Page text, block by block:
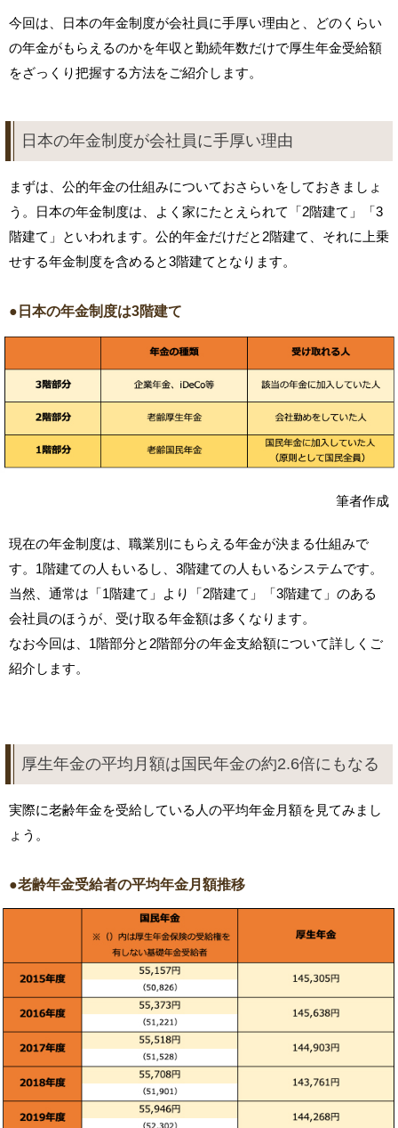
今回は、日本の年金制度が会社員に手厚い理由と、どのくらい
の年金がもらえるのかを年収と勤続年数だけで厚生年金受給額
をざっくり把握する方法をご紹介します。
日本の年金制度が会社員に手厚い理由
まずは、公的年金の仕組みについておさらいをしておきましょ
う。日本の年金制度は、よく家にたとえられて「2階建て」「3
階建て」といわれます。公的年金だけだと2階建て、それに上乗
せする年金制度を含めると3階建てとなります。
●日本の年金制度は3階建て
筆者作成
現在の年金制度は、職業別にもらえる年金が決まる仕組みで
す。1階建ての人もいるし、3階建ての人もいるシステムです。
当然、通常は「1階建て」より「2階建て」「3階建て」のある
会社員のほうが、受け取る年金額は多くなります。
なお今回は、1階部分と2階部分の年金支給額について詳しくご
紹介します。
厚生年金の平均月額は国民年金の約2.6倍にもなる
実際に老齢年金を受給している人の平均年金月額を見てみまし
ょう。
●老齢年金受給者の平均年金月額推移